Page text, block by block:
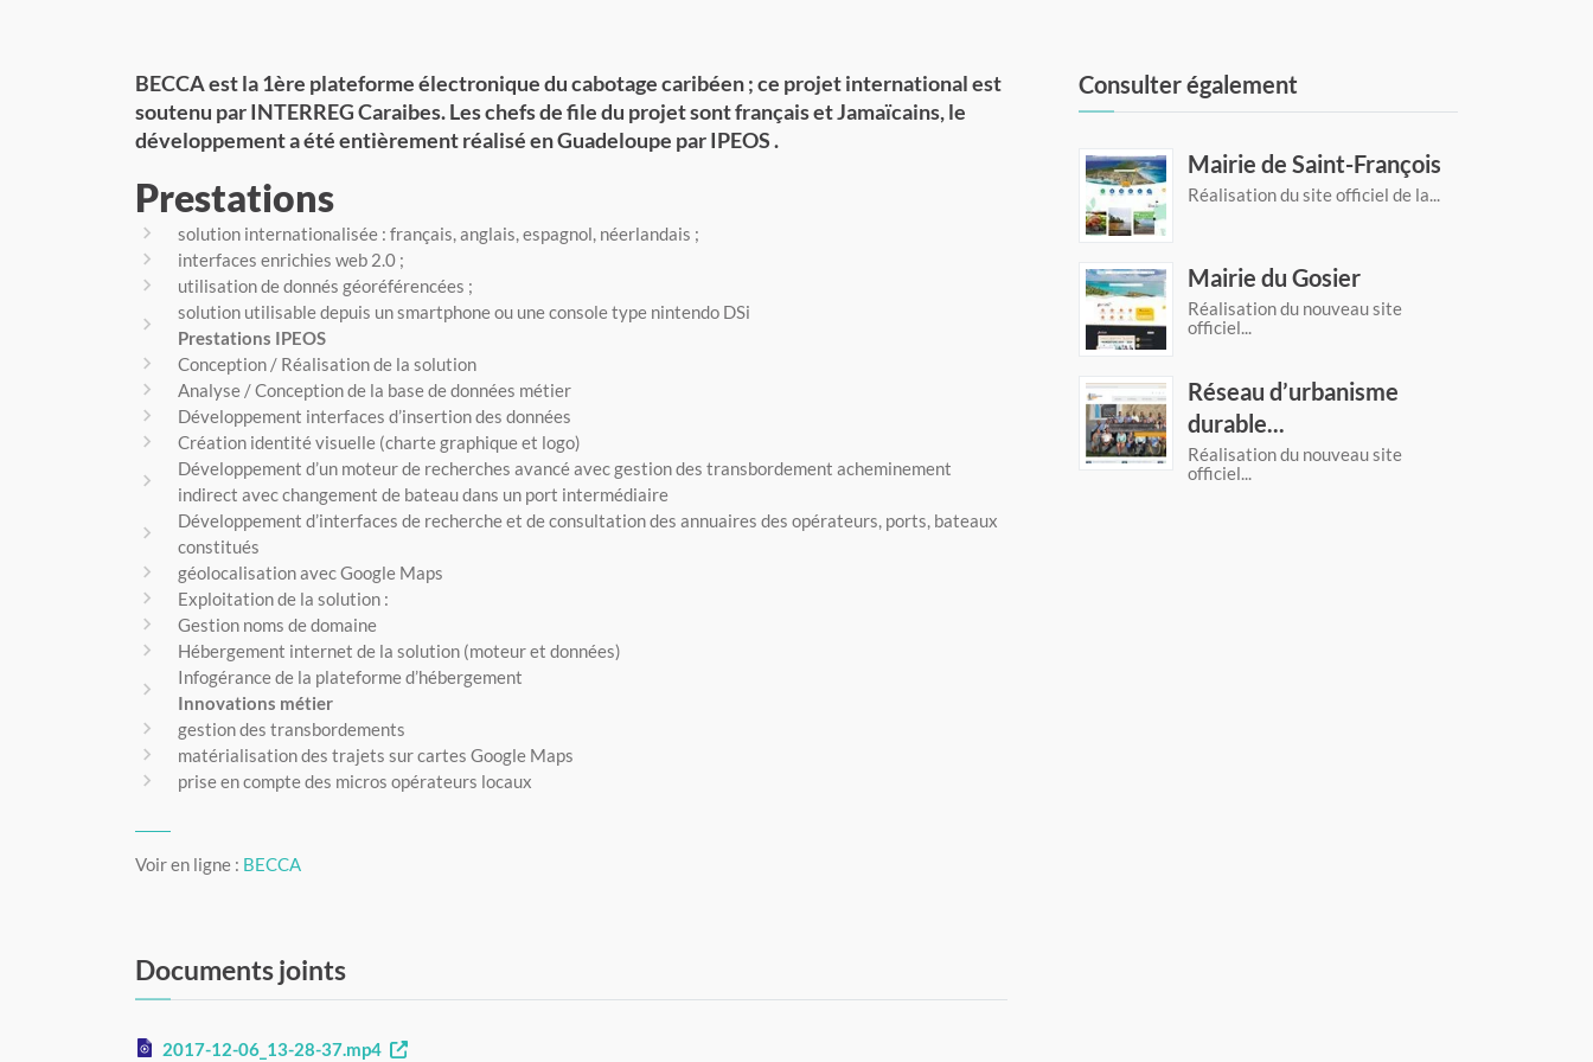
BECCA est la 1ère plateforme électronique du cabotage caribéen ; ce projet international est
soutenu par INTERREG Caraibes. Les chefs de file du projet sont français et Jamaïcains, le
développement a été entièrement réalisé en Guadeloupe par IPEOS .
Prestations
solution internationalisée : français, anglais, espagnol, néerlandais ;
interfaces enrichies web 2.0 ;
utilisation de donnés géoréférencées ;
solution utilisable depuis un smartphone ou une console type nintendo DSi
Prestations IPEOS
Conception / Réalisation de la solution
Analyse / Conception de la base de données métier
Développement interfaces d’insertion des données
Création identité visuelle (charte graphique et logo)
Développement d’un moteur de recherches avancé avec gestion des transbordement acheminement
indirect avec changement de bateau dans un port intermédiaire
Développement d’interfaces de recherche et de consultation des annuaires des opérateurs, ports, bateaux
constitués
géolocalisation avec Google Maps
Exploitation de la solution :
Gestion noms de domaine
Hébergement internet de la solution (moteur et données)
Infogérance de la plateforme d’hébergement
Innovations métier
gestion des transbordements
matérialisation des trajets sur cartes Google Maps
prise en compte des micros opérateurs locaux
Voir en ligne : BECCA
Documents joints
2017-12-06_13-28-37.mp4 Ouvre une nouvelle fenêtre
Consulter également
Mairie de Saint-François
Réalisation du site officiel de la...
Mairie du Gosier
Réalisation du nouveau site
officiel...
Réseau d’urbanisme
durable...
Réalisation du nouveau site
officiel...